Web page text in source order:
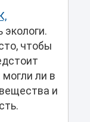
экологи.
чтобы
ли в
и